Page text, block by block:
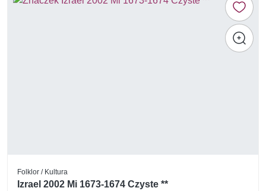
Folklor / Kultura
Izrael 2002 Mi 1673-1674 Czyste **